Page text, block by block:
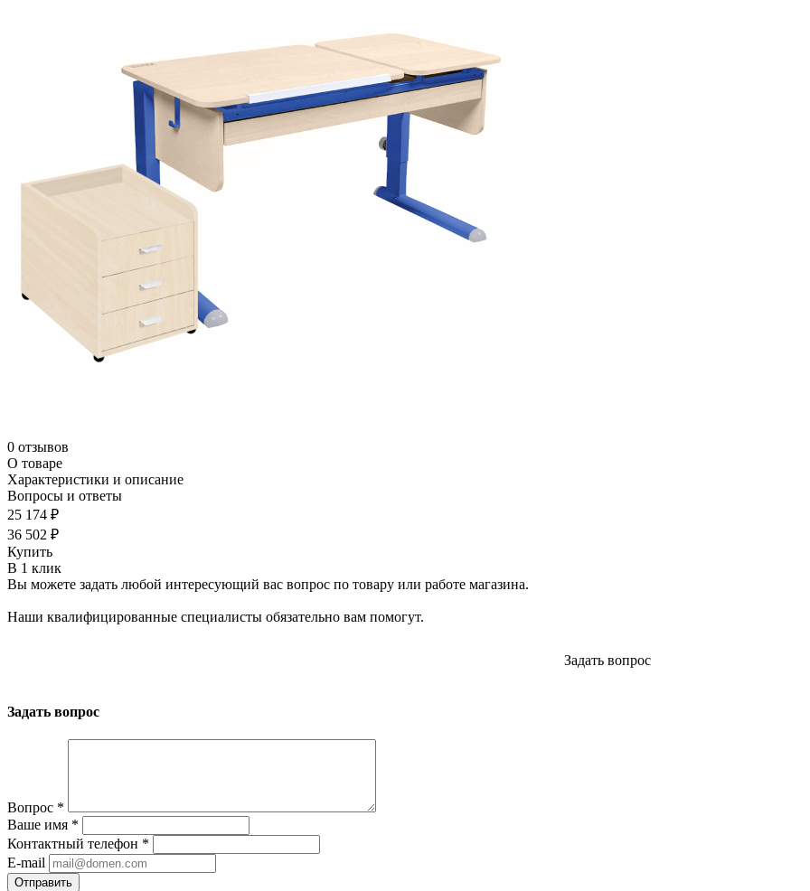
0 отзывов
О товаре
Характеристики и описание
Вопросы и ответы
25 174 ₽
36 502 ₽
Купить
В 1 клик
Вы можете задать любой интересующий вас вопрос по товару или работе магазина.
Наши квалифицированные специалисты обязательно вам помогут.
Задать вопрос
Задать вопрос
Вопрос *
Ваше имя *
Контактный телефон *
E-mail